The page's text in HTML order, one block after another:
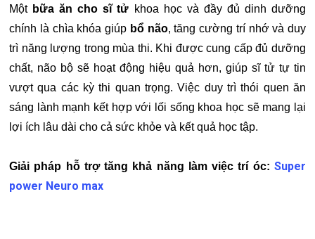
Một bữa ăn cho sĩ tử khoa học và đầy đủ dinh dưỡng
chính là chìa khóa giúp bổ não, tăng cường trí nhớ và duy
trì năng lượng trong mùa thi. Khi được cung cấp đủ dưỡng
chất, não bộ sẽ hoạt động hiệu quả hơn, giúp sĩ tử tự tin
vượt qua các kỳ thi quan trọng. Việc duy trì thói quen ăn
sáng lành mạnh kết hợp với lối sống khoa học sẽ mang lại
lợi ích lâu dài cho cả sức khỏe và kết quả học tập.
Giải pháp hỗ trợ tăng khả năng làm việc trí óc: Super
power Neuro max